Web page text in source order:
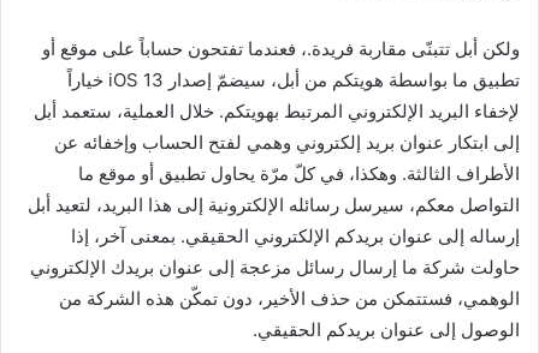
ولكن أبل تتبنّى مقاربة فريدة.، فعندما تفتحون حساباً على موقع أو
تطبيق ما بواسطة هويتكم من أبل، سيضمّ إصدار iOS 13 خياراً
لإخفاء البريد الإلكتروني المرتبط بهويتكم. خلال العملية، ستعمد أبل
إلى ابتكار عنوان بريد إلكتروني وهمي لفتح الحساب وإخفائه عن
الأطراف الثالثة. وهكذا، في كلّ مرّة يحاول تطبيق أو موقع ما
التواصل معكم، سيرسل رسائله الإلكترونية إلى هذا البريد، لتعيد أبل
إرساله إلى عنوان بريدكم الإلكتروني الحقيقي. بمعنى آخر، إذا
حاولت شركة ما إرسال رسائل مزعجة إلى عنوان بريدك الإلكتروني
الوهمي، فستتمكن من حذف الأخير، دون تمكّن هذه الشركة من
الوصول إلى عنوان بريدكم الحقيقي.